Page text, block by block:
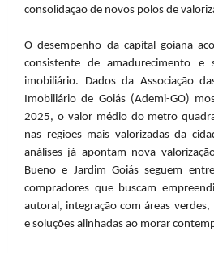
consolidação de novos polos de
O desempenho da capital goiana
consistente de amadurecimento e
imobiliário. Dados da Associação
Imobiliário de Goiás (Ademi-GO)
2025, o valor médio do metro
nas regiões mais valorizadas da
análises já apontam nova
Bueno e Jardim Goiás seguem
compradores que buscam
autoral, integração com áreas
e soluções alinhadas ao morar